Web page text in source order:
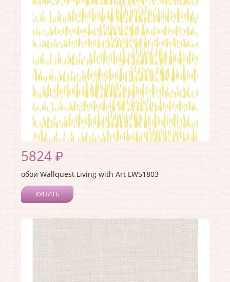
Материал покрытия:Акриловое
Страна:США
Материал основы:Бумага
Раппорт:53
5824 ₽
обои Wallquest Living with Art LW51803
КУПИТЬ
Коллекция:Living with Art
Длина рулона:
Ширина рулона:
Страна:
Материал основы:
Бумага